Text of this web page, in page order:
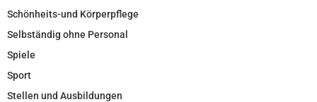
Schönheits-und Körperpflege
Selbständig ohne Personal
Spiele
Sport
Stellen und Ausbildungen